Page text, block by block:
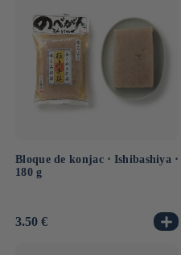
Bloque de konjac ⋅ Ishibashiya ⋅
180 g
Precio
3.50 €